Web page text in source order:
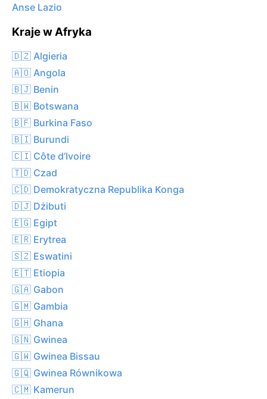
Anse Lazio
Kraje w Afryka
🇩🇿 Algieria
🇦🇴 Angola
🇧🇯 Benin
🇧🇼 Botswana
🇧🇫 Burkina Faso
🇧🇮 Burundi
🇨🇮 Côte d’Ivoire
🇹🇩 Czad
🇨🇩 Demokratyczna Republika Konga
🇩🇯 Dżibuti
🇪🇬 Egipt
🇪🇷 Erytrea
🇸🇿 Eswatini
🇪🇹 Etiopia
🇬🇦 Gabon
🇬🇲 Gambia
🇬🇭 Ghana
🇬🇳 Gwinea
🇬🇼 Gwinea Bissau
🇬🇶 Gwinea Równikowa
🇨🇲 Kamerun